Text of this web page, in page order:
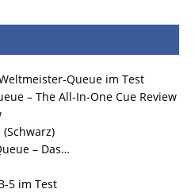
Queue im Test
– The All-In-One Cue Review
(Schwarz)
– Das…
5 im Test